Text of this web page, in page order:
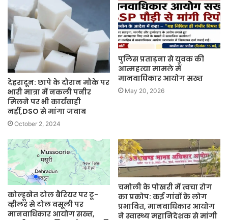
देहरादून: छापे के दौरान मौके पर
भारी मात्रा में नकली पनीर
मिलने पर भी कार्यवाही
नहीं,DSO से मांगा जवाब
October 2, 2024
पुलिस प्रताड़ना से युवक की
आत्महत्या मामले में
मानवाधिकार आयोग सख्त
May 20, 2026
कोल्हूखेत टोल बैरियर पर टू-
व्हीलर से टोल वसूली पर
मानवाधिकार आयोग सख्त,
चमोली के पोखरी में त्वचा रोग
का प्रकोप: कई गांवों के लोग
प्रभावित, मानवाधिकार आयोग
ने स्वास्थ्य महानिदेशक से मांगी